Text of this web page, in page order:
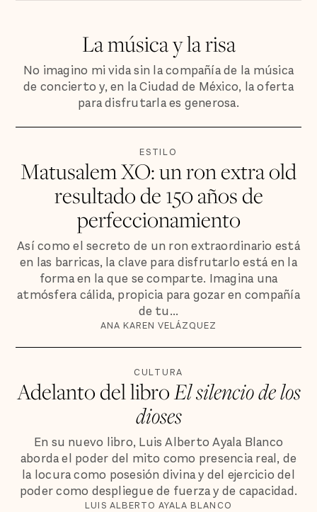
La música y la risa
No imagino mi vida sin la compañía de la música
de concierto y, en la Ciudad de México, la oferta
para disfrutarla es generosa.
ESTILO
Matusalem XO: un ron extra old
resultado de 150 años de
perfeccionamiento
Así como el secreto de un ron extraordinario está
en las barricas, la clave para disfrutarlo está en la
forma en la que se comparte. Imagina una
atmósfera cálida, propicia para gozar en compañía
de tu...
ANA KAREN VELÁZQUEZ
CULTURA
Adelanto del libroEl silencio de los
dioses
En su nuevo libro, Luis Alberto Ayala Blanco
aborda el poder del mito como presencia real, de
la locura como posesión divina y del ejercicio del
poder como despliegue de fuerza y de capacidad.
LUIS ALBERTO AYALA BLANCO